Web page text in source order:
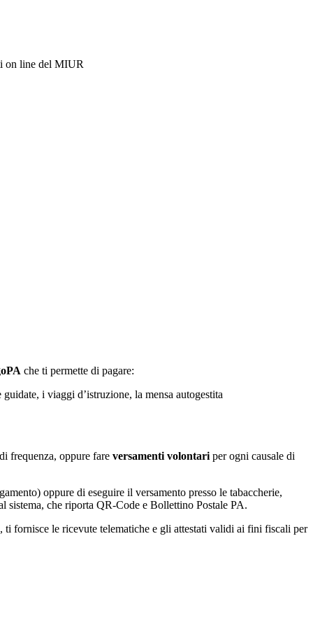
on line del MIUR
che ti permette di pagare:
i viaggi d’istruzione, la mensa autogestita
frequenza, oppure fare versamenti volontari per ogni causale di
oppure di eseguire il versamento presso le tabaccherie,
sistema, che riporta QR-Code e Bollettino Postale PA.
fornisce le ricevute telematiche e gli attestati validi ai fini fiscali per